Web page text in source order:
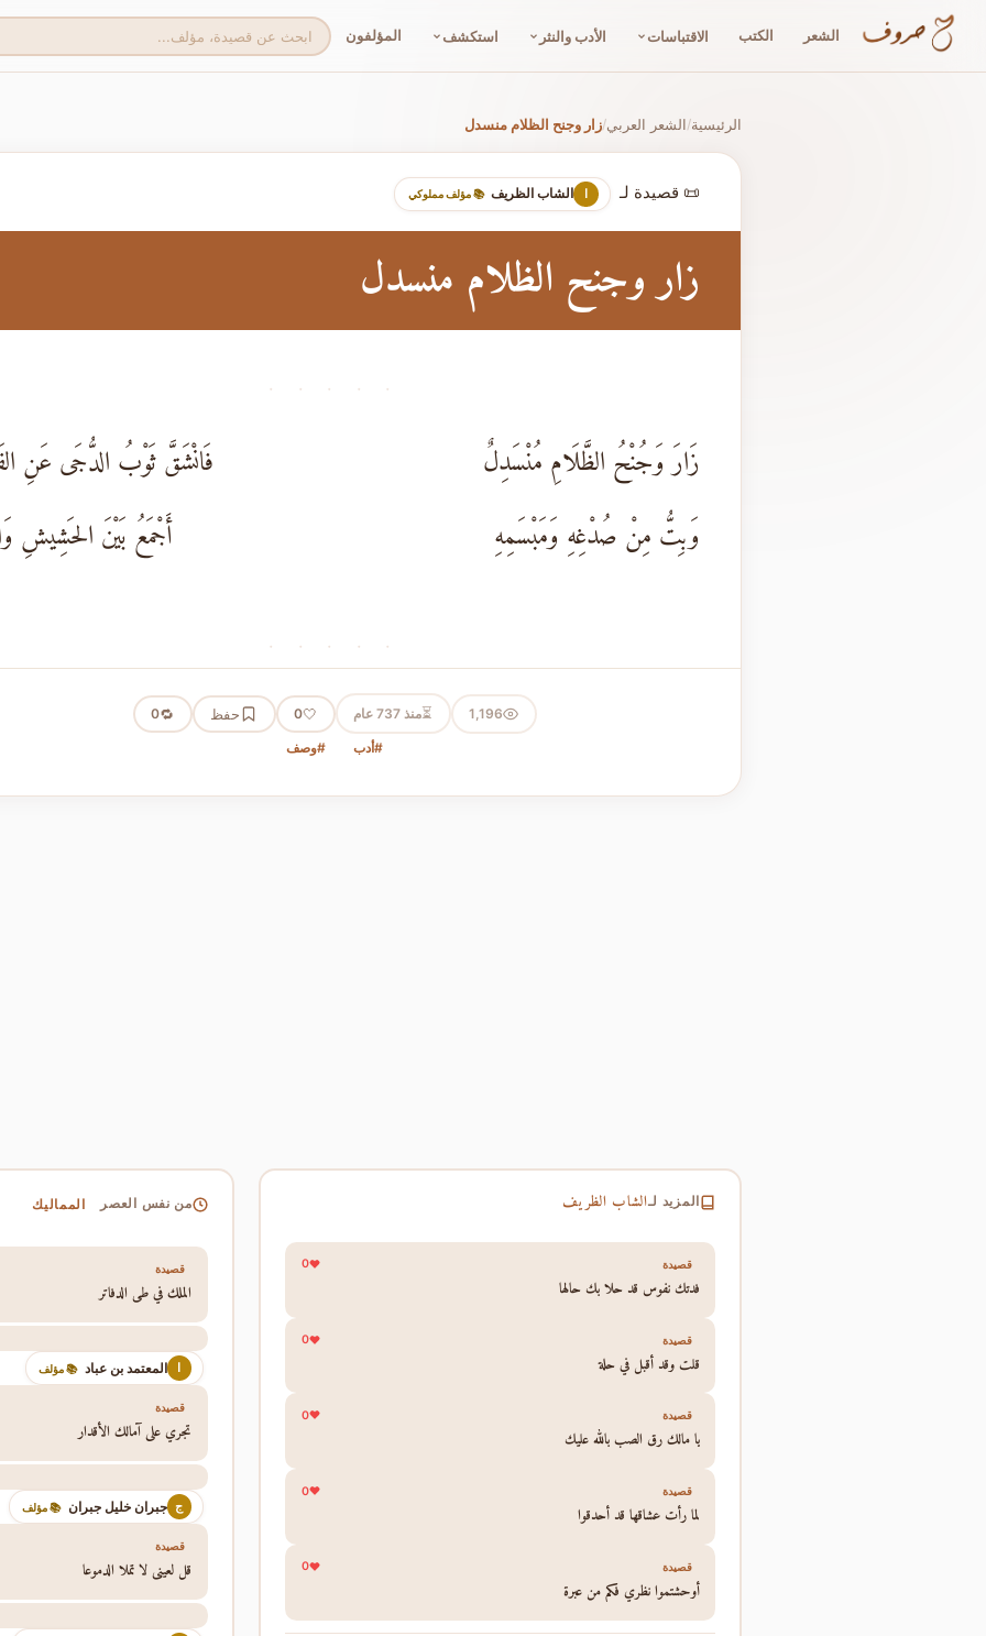
الشعر الكتب الاقتباسات الأدب والنثر استكشف المؤلفون
الرئيسية/الشعر العربي/زار وجنح الظلام منسدل
📜 قصيدة لـ ا الشاب الظريف 📚 مؤلف مملوكي
زار وجنح الظلام منسدل
· · · · ·
زَارَ وَجُنْحُ الظَّلَامِ مُنْسَدِلٌ
فَانْشَقَّ ثَوْبُ الدُّجَى عَنِ
وَبِتُّ مِنْ صُدْغِهِ وَمَبْسَمِهِ
أَجْمَعُ بَيْنَ الحَشِيشِ
· · · · ·
1,196
⏳منذ 737 عام 🤍
0 حفظ 🔁
0
#أدب #وصف
المزيد لـالشاب الظريف
قصيدة 0
فدتك نفوس قد حلا بك حالها
قصيدة 0
قلت وقد أقبل في حلة
قصيدة 0
يا مالك رق الصب بالله عليك
قصيدة 0
لما رأت عشاقها قد أحدقوا
قصيدة 0
أوحشتموا نظري فكم من عبرة
من نفس العصر المماليك
قصيدة
الملك في طي الدفاتر
ا المعتمد بن عباد 📚 مؤلف
قصيدة
تجري على آمالك الأقدار
ج جبران خليل جبران 📚 مؤلف
قصيدة
قل لعيني لا تملا الدموعا